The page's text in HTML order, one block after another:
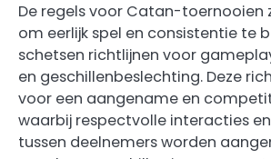
De regels voor Catan-toernooien
om eerlijk spel en consistentie te
schetsen richtlijnen voor
en geschillenbeslechting. Deze
voor een aangename en
waarbij respectvolle interacties
tussen deelnemers worden